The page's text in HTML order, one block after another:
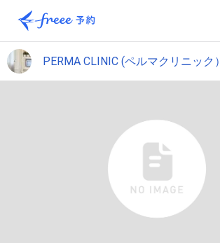
PERMA CLINIC (ペルマクリニック）